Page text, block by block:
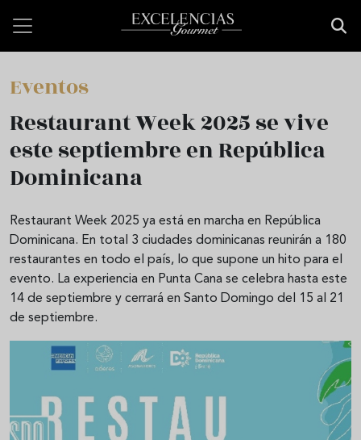
Eventos
Restaurant Week 2025 se vive
este septiembre en República
Dominicana
Restaurant Week 2025 ya está en marcha en República
Dominicana. En total 3 ciudades dominicanas reunirán a 180
restaurantes en todo el país, lo que supone un hito para el
evento. La experiencia en Punta Cana se celebra hasta este
14 de septiembre y cerrará en Santo Domingo del 15 al 21
de septiembre.